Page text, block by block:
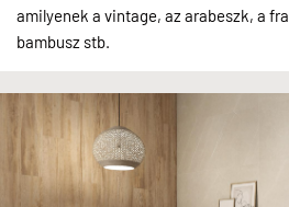
amilyenek a vintage, az arabeszk, a
bambusz stb.